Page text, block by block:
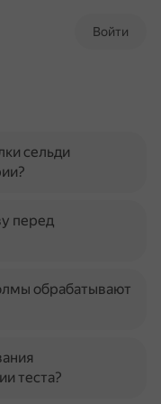
Войти
сельди
перед
обрабатывают
теста?